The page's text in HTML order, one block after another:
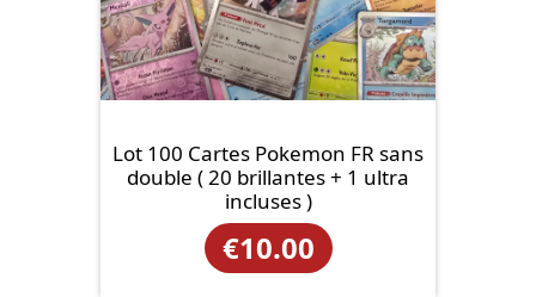
Lot 100 Cartes Pokemon FR sans
double ( 20 brillantes + 1 ultra
incluses )
€10.00